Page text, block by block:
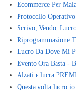
Ecommerce Per
Protocollo
Scrivo, Vendo,
Riprogrammazione
Lucro Da Dove Mi
Evento Ora Basta -
Alzati e lucra
Questa volta lucro